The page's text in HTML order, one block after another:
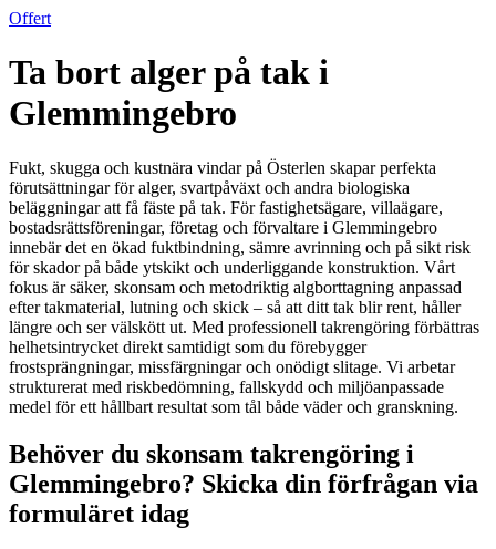
Offert
Ta bort alger på tak i
Glemmingebro
Fukt, skugga och kustnära vindar på Österlen skapar perfekta
förutsättningar för alger, svartpåväxt och andra biologiska
beläggningar att få fäste på tak. För fastighetsägare, villaägare,
bostadsrättsföreningar, företag och förvaltare i Glemmingebro
innebär det en ökad fuktbindning, sämre avrinning och på sikt risk
för skador på både ytskikt och underliggande konstruktion. Vårt
fokus är säker, skonsam och metodriktig algborttagning anpassad
efter takmaterial, lutning och skick – så att ditt tak blir rent, håller
längre och ser välskött ut. Med professionell takrengöring förbättras
helhetsintrycket direkt samtidigt som du förebygger
frostsprängningar, missfärgningar och onödigt slitage. Vi arbetar
strukturerat med riskbedömning, fallskydd och miljöanpassade
medel för ett hållbart resultat som tål både väder och granskning.
Behöver du skonsam takrengöring i
Glemmingebro? Skicka din förfrågan via
formuläret idag